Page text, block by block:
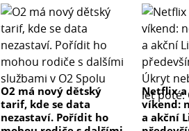
Spotřeba ve vypnutém režimu
0,0 W
Dálkové ovládání
Ano
Pro koho je Rega Aethos vhodný
Rega Aethos je ideální pro náročné
O2 má nový dětský
tarif, kde se data
nezastaví. Pořídit ho
Netflix a
víkend:
a akční